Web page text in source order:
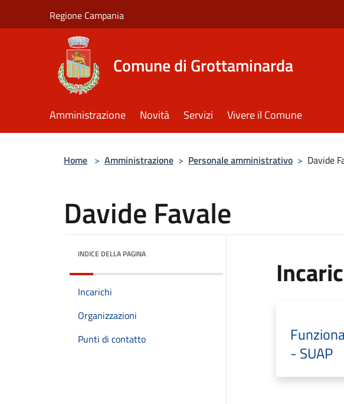
Regione Campania
Comune di Grottaminarda
Amministrazione Novità Servizi Vivere il Comune
Home > Amministrazione > Personale amministrativo > Davide
Davide Favale
INDICE DELLA PAGINA
Incarichi
Organizzazioni
Punti di contatto
- SUAP